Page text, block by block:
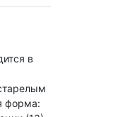
в
форма: